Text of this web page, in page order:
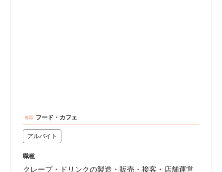
フード・カフェ
アルバイト
職種
クレープ・ドリンクの製造・販売・接客・店舗運営